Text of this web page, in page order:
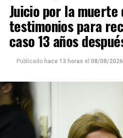
Juicio por la muerte
testimonios para
caso 13 años
Publicado hace 13 horas el 08/08/2026